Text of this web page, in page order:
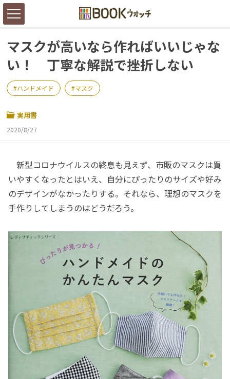
マスクが高いなら作ればいいじゃな
い！ 丁寧な解説で挫折しない
ハンドメイド マスク
実用書
2020/8/27
新型コロナウイルスの終息も見えず、市販のマスクは買
いやすくなったとはいえ、自分にぴったりのサイズや好み
のデザインがなかったりする。それなら、理想のマスクを
手作りしてしまうのはどうだろう。